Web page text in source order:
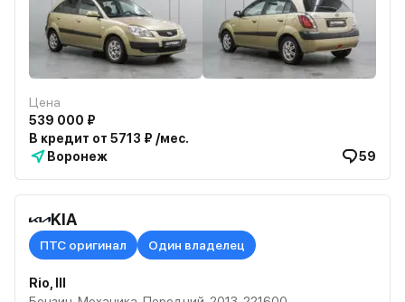
Цена
539 000 ₽
В кредит от 5713 ₽ /мес.
Воронеж
59
KIA
ПТС оригинал Один владелец
Rio, III